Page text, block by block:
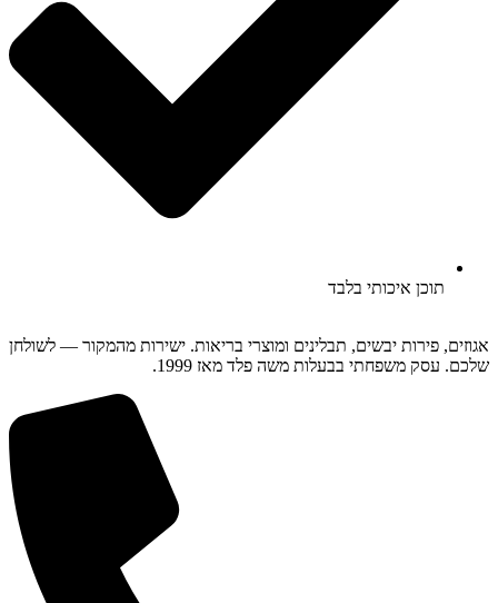
תוכן איכותי בלבד
אגוזים, פירות יבשים, תבלינים ומוצרי בריאות. ישירות מהמקור — לשולחן
שלכם. עסק משפחתי בבעלות משה פלד מאז 1999.